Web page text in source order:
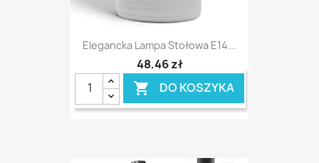
Elegancka Lampa Stołowa E14...
48,46 zł
 DO KOSZYKA